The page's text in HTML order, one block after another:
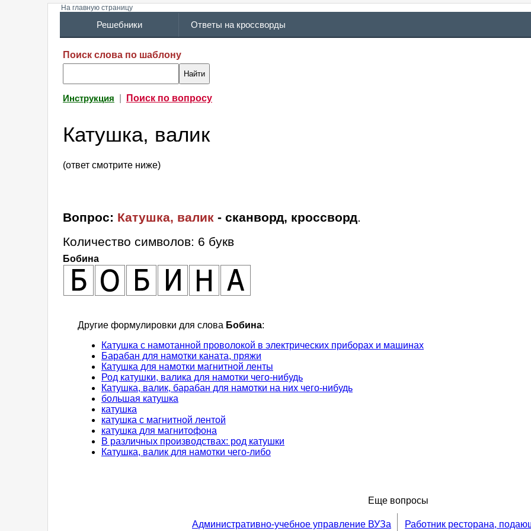
На главную страницу
Решебники Ответы на кроссворды
Поиск слова по шаблону
Инструкция Поиск по вопросу
Катушка, валик
(ответ смотрите ниже)
Вопрос: Катушка, валик - сканворд, кроссворд.
Количество символов: 6 букв
Бобина
Другие формулировки для слова Бобина:
Катушка с намотанной проволокой в электрических приборах и машинах
Барабан для намотки каната, пряжи
Катушка для намотки магнитной ленты
Род катушки, валика для намотки чего-нибудь
Катушка, валик, барабан для намотки на них чего-нибудь
большая катушка
катушка
катушка с магнитной лентой
катушка для магнитофона
В различных производствах: род катушки
Катушка, валик для намотки чего-либо
Еще вопросы
Административно-учебное управление ВУЗа Работник ресторана,